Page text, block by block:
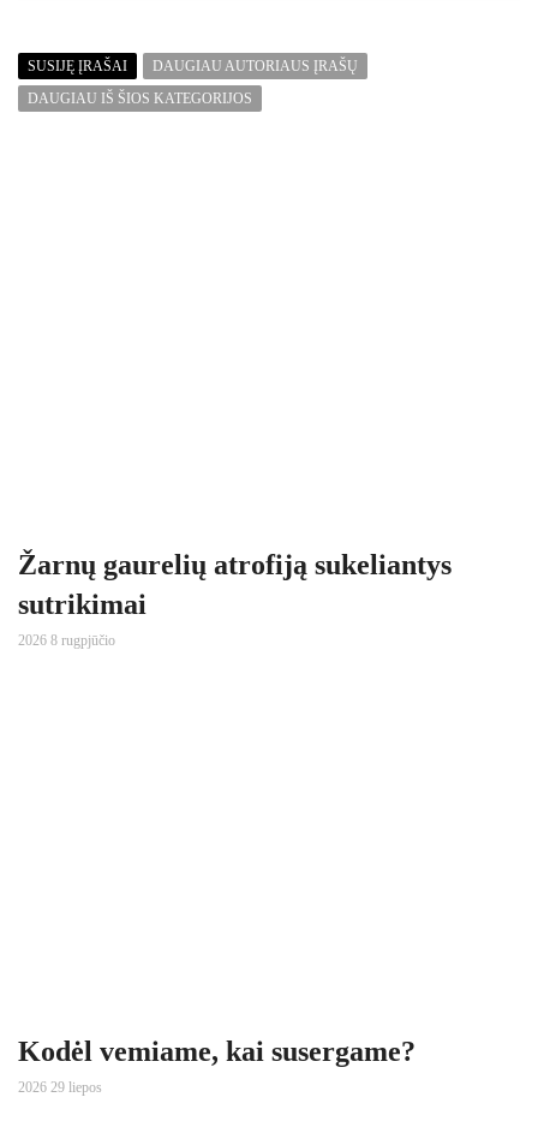
SUSIJĘ ĮRAŠAI
DAUGIAU AUTORIAUS ĮRAŠŲ
DAUGIAU IŠ ŠIOS KATEGORIJOS
Žarnų gaurelių atrofiją sukeliantys
sutrikimai
2026 8 rugpjūčio
Kodėl vemiame, kai susergame?
2026 29 liepos